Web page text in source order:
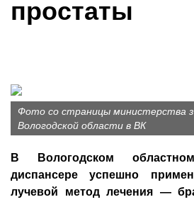
простаты
Фото со страницы министерства
Вологодской области в ВК
В Вологодском
диспансере успешно
лучевой метод лечения —